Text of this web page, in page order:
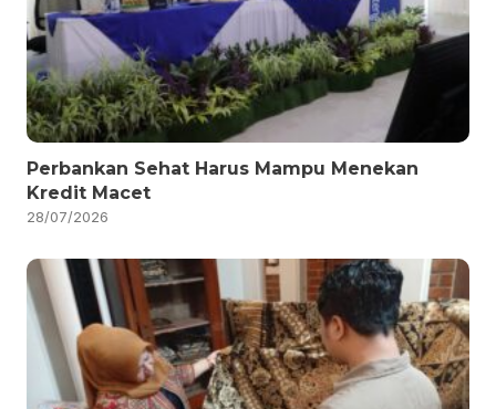
Perbankan Sehat Harus Mampu Menekan
Kredit Macet
28/07/2026